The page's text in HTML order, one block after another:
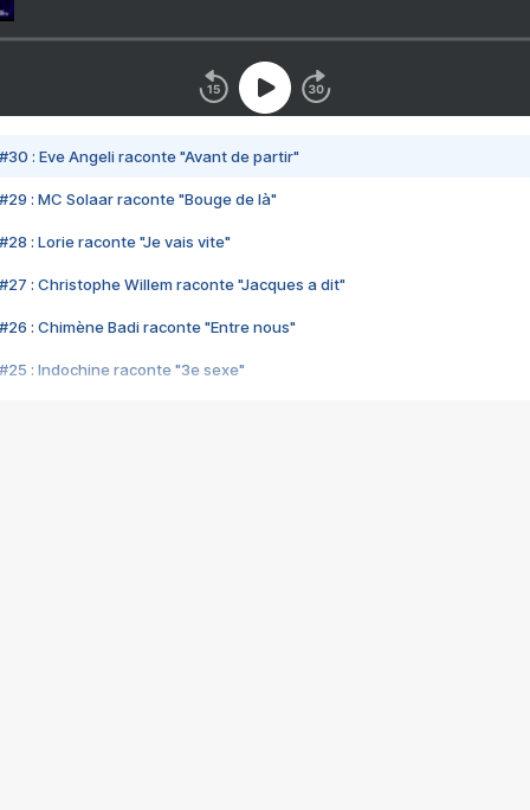
#30 : Eve Angeli raconte "Avant de partir"
#29 : MC Solaar raconte "Bouge de là"
#28 : Lorie raconte "Je vais vite"
#27 : Christophe Willem raconte "Jacques a dit"
#26 : Chimène Badi raconte "Entre nous"
#25 : Indochine raconte "3e sexe"